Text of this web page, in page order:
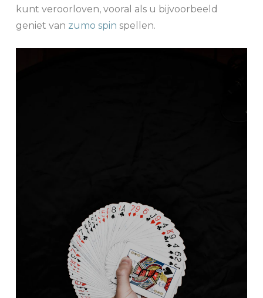
kunt veroorloven, vooral als u bijvoorbeeld
geniet van zumo spin spellen.